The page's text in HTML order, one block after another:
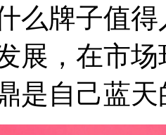
么牌子值
展，在市
是自己蓝